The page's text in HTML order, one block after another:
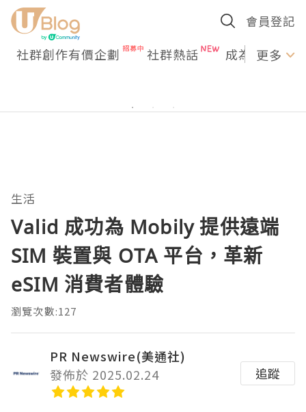
會員登記
社群創作有價企劃 社群熱話 成為U更多
生活
Valid 成功為 Mobily 提供遠端
SIM 裝置與 OTA 平台，革新
eSIM 消費者體驗
瀏覽次數:127
PR Newswire(美通社)
發佈於 2025.02.24
追蹤